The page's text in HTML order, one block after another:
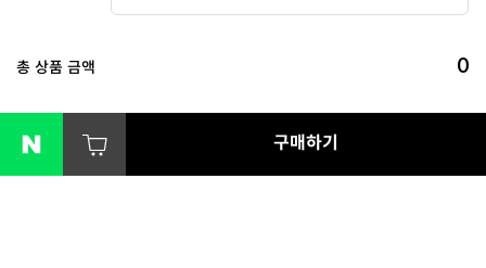
총 상품 금액 0
구매하기